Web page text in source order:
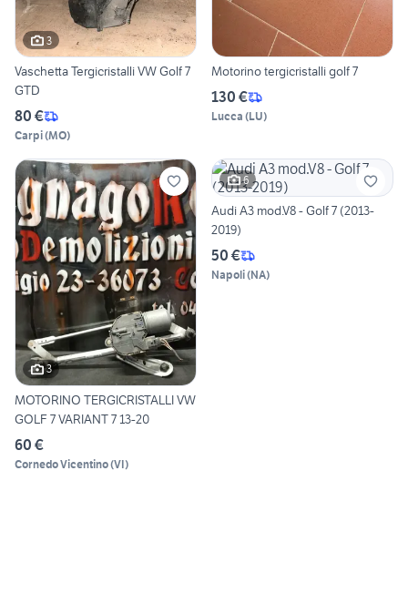
3
Vaschetta Tergicristalli VW Golf 7
GTD
80 €
Carpi(MO)
Motorino tergicristalli golf 7
130 €
Lucca (LU)
3
MOTORINO TERGICRISTALLI VW
GOLF 7 VARIANT 7 13-20
60 €
Cornedo Vicentino(VI)
6
Audi A3 mod.V8 - Golf 7 (2013-
2019)
50 €
Napoli(NA)